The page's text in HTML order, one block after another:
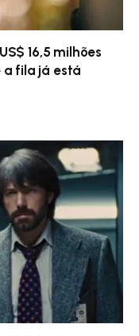
16,5 milhões
a fila já está